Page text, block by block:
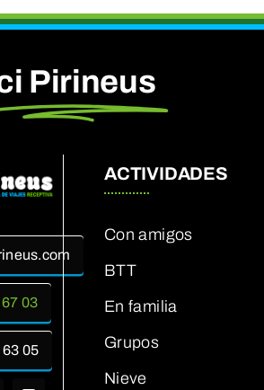
Pirineus
03
05
ACTIVIDADES
Con amigos
BTT
En familia
Grupos
Nieve